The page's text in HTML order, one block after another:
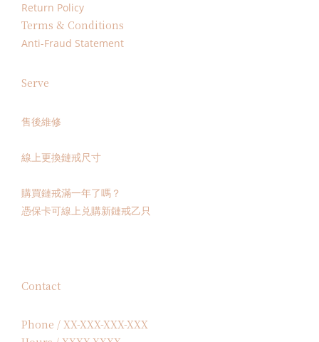
Return Policy
Terms & Conditions
Anti-Fraud Statement
Serve
售後維修
線上更換鏈戒尺寸
購買鏈戒滿一年了嗎？
憑保卡可線上兑購新鏈戒乙只
Contact
Phone / XX-XXX-XXX-XXX